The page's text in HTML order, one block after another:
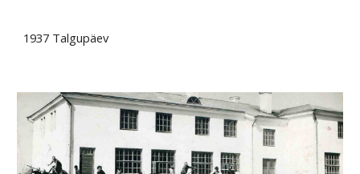
1937 Talgupäev